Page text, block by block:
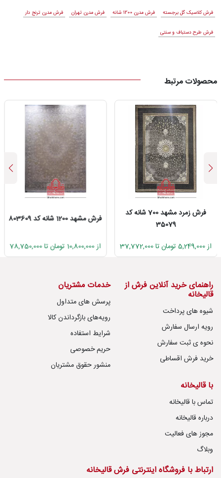
فرش کلاسیک گل برجسته فرش مدرن 1200 شانه فرش مدرن تهران فرش مدرن ترنج دار
فرش طرح دستباف و سنتی
محصولات مرتبط
فرش مشهد 1200 شانه کد 803609
از 10,800,000 تومان تا 78,750,000
فرش تهران کلکسیون آوانگارد 1200
شانه طرح درختی لاکی سرمه‌ای
از 2,792,000 تومان تا 77,211,000
راهنمای خرید آنلاین فرش از
قالیخانه
شیوه های پرداخت
رویه ارسال سفارش
نحوه ی ثبت سفارش
خرید فرش اقساطی
خدمات مشتریان
پرسش های متداول
رویه‌های بازگرداندن کالا
شرایط استفاده
حریم خصوصی
منشور حقوق مشتریان
با قالیخانه
تماس با قالیخانه
درباره قالیخانه
مجوز های فعالیت
وبلاگ
ارتباط با فروشگاه اینترنتی فرش قالیخانه